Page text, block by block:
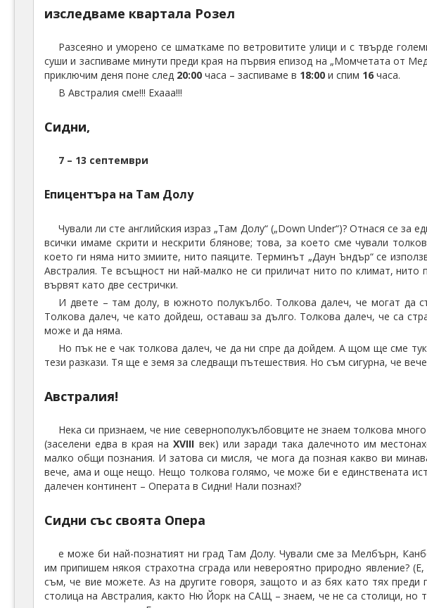
изследваме квартала Розел
Разсеяно и уморено се шматкаме по ветровитите улици и с твърде
суши и заспиваме минути преди края на първия епизод на „Момчетата от
приключим деня поне след 20:00часа – заспиваме в 18:00 и спим 16 часа.
В Австралия сме!!! Ехааа!!!
Сидни,
7 – 13 септември
Епицентъра на Там Долу
Чували ли сте английския израз „Там Долу“ („Down Under“)? Отнася се
всички имаме скрити и нескрити блянове; това, за което сме чували
което ги няма нито змиите, нито паяците. Терминът „Даун Ъндър“ се
Австралия. Те всъщност ни най-малко не си приличат нито по климат,
вървят като две сестрички.
И двете – там долу, в южното полукълбо. Толкова далеч, че могат да
Толкова далеч, че като дойдеш, оставаш за дълго. Толкова далеч, че са
може и да няма.
Но пък не е чак толкова далеч, че да ни спре да дойдем. А щом ще сме
тези разкази. Тя ще е земя за следващи пътешествия. Но съм сигурна, че
Австралия!
Нека си признаем, че ние севернополукълбовците не знаем толкова
(заселени едва в края наXVIII век) или заради така далечното им
малко общи познания. И затова си мисля, че мога да позная какво ви
вече, ама и още нещо. Нещо толкова голямо, че може би е единствената
далечен континент – Операта в Сидни! Нали познах!?
Сидни със своята Опера
е може би най-познатият ни град Там Долу. Чували сме за Мелбърн,
им припишем някоя страхотна сграда или невероятно природно явление?
съм, че вие можете. Аз на другите говоря, защото и аз бях като тях
столица на Австралия, както Ню Йорк на САЩ – знаем, че не са столици, но